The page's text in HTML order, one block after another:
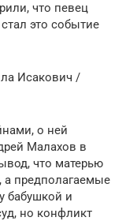
что певец
это событие
Исакович /
о ней
Малахов в
что матерью
а предполагаемые
бабушкой и
но конфликт